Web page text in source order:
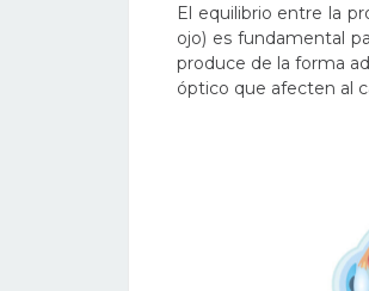
El equilibrio entre la
ojo) es fundamental
produce de la forma
óptico que afecten al